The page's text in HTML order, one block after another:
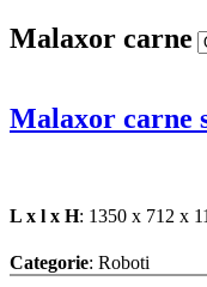
Malaxor carne
Malaxor carne
L x l x H: 1350 x 712 x
Categorie: Roboti